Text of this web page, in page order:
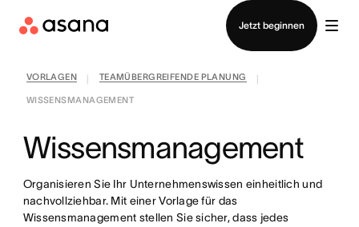
Jetzt beginnen
Vertrieb kontaktieren
VORLAGEN TEAMÜBERGREIFENDE PLANUNG
WISSENSMANAGEMENT
Wissensmanagement
Organisieren Sie Ihr Unternehmenswissen einheitlich und
nachvollziehbar. Mit einer Vorlage für das
Wissensmanagement stellen Sie sicher, dass jedes